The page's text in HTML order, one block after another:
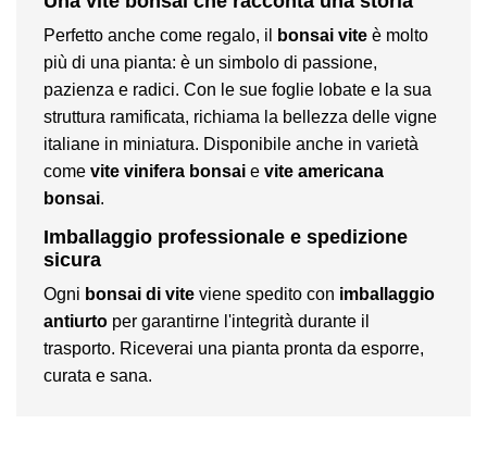
Perfetto anche come regalo, il bonsai vite è molto
più di una pianta: è un simbolo di passione,
pazienza e radici. Con le sue foglie lobate e la sua
struttura ramificata, richiama la bellezza delle vigne
italiane in miniatura. Disponibile anche in varietà
come vite vinifera bonsai e vite americana
bonsai.
Imballaggio professionale e spedizione
sicura
Ogni bonsai di vite viene spedito con imballaggio
antiurto per garantirne l'integrità durante il
trasporto. Riceverai una pianta pronta da esporre,
curata e sana.